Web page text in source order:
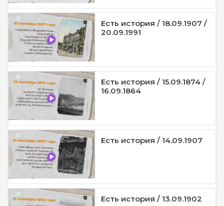
Есть история / 18.09.1907 /
20.09.1991
Есть история / 15.09.1874 /
16.09.1864
Есть история / 14.09.1907
Есть история / 13.09.1902